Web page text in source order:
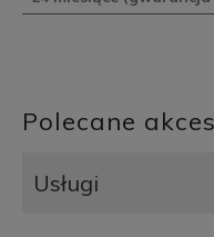
Polecane
Usługi